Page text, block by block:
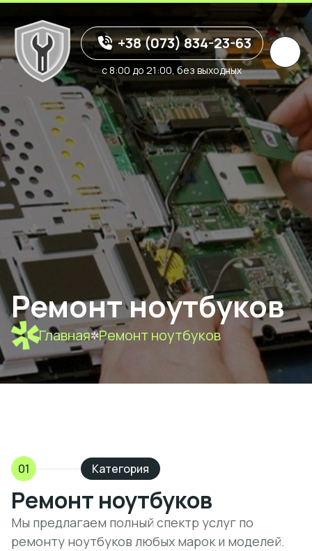
+38 (073) 834-23-63
с 8:00 до 21:00, без выходных
Ремонт ноутбуков
Главная Ремонт ноутбуков
01 Категория
Ремонт ноутбуков
Мы предлагаем полный спектр услуг по
ремонту ноутбуков любых марок и моделей.